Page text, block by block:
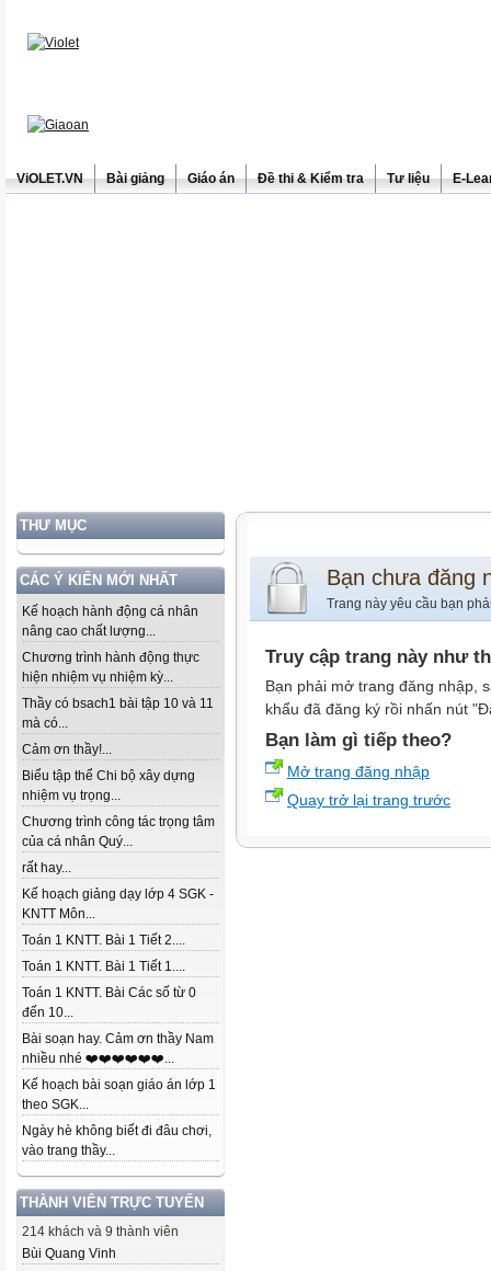
ViOLET.VN Bài giảng Giáo án Đề thi & Kiểm tra Tư liệu E-
THƯ MỤC
CÁC Ý KIẾN MỚI NHẤT
Kế hoạch hành động cá nhân
nâng cao chất lượng...
Chương trình hành động thực
hiện nhiệm vụ nhiệm kỳ...
Thầy có bsach1 bài tập 10 và 11
mà có...
Cảm ơn thầy!...
Biểu tập thể Chi bộ xây dựng
nhiệm vụ trọng...
Chương trình công tác trọng tâm
của cá nhân Quý...
rất hay...
Kế hoạch giảng dạy lớp 4 SGK -
KNTT Môn...
Toán 1 KNTT. Bài 1 Tiết 2....
Toán 1 KNTT. Bài 1 Tiết 1....
Toán 1 KNTT. Bài Các số từ 0
đến 10...
Bài soạn hay. Cảm ơn thầy Nam
nhiều nhé ❤️❤️❤️❤️❤️❤️...
Kế hoạch bài soạn giáo án lớp 1
theo SGK...
Ngày hè không biết đi đâu chơi,
vào trang thầy...
THÀNH VIÊN TRỰC TUYẾN
214 khách và 9 thành viên
Bùi Quang Vinh
Bạn chưa đăng
Trang này yêu cầu bạn
Truy cập trang này như
Bạn phải mở trang đăng nhập,
khẩu đã đăng ký rồi nhấn nút
Bạn làm gì tiếp theo?
Mở trang đăng nhập
Quay trở lại trang trước